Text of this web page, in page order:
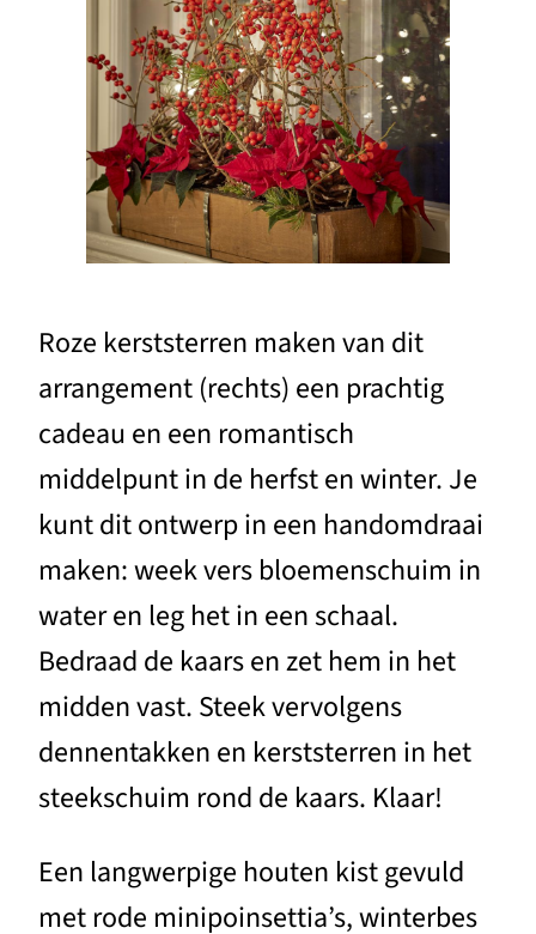
Roze kerststerren maken van dit
arrangement (rechts) een prachtig
cadeau en een romantisch
middelpunt in de herfst en winter. Je
kunt dit ontwerp in een handomdraai
maken: week vers bloemenschuim in
water en leg het in een schaal.
Bedraad de kaars en zet hem in het
midden vast. Steek vervolgens
dennentakken en kerststerren in het
steekschuim rond de kaars. Klaar!
Een langwerpige houten kist gevuld
met rode minipoinsettia’s, winterbes